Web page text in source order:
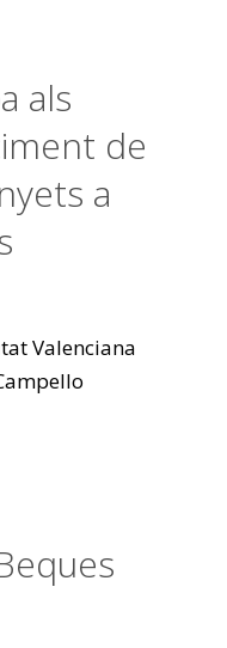
als
de
a
Valenciana